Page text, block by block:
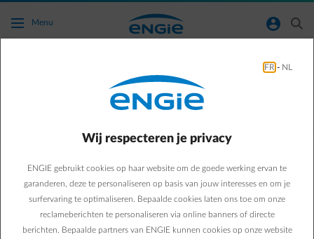
Ga naar de hoofdinhoud
Menu normal-account-circle search
Waarom werkt de link “Betaal online” niet?
oorspronkelijke e-mail van je online factuur, evenals in je
klantenzone en je Smart App (via « Bekijk je factuur »), slechts één
Je kan wel altijd een nieuwe link aanvragen tijdens deze
geldigheidsperiode.
FR - NL
Wij respecteren je privacy
ENGIE gebruikt cookies op haar website om de goede werking ervan te
garanderen, deze te personaliseren op basis van jouw interesses en om je
surfervaring te optimaliseren. Bepaalde cookies laten ons toe om onze
reclameberichten te personaliseren via online banners of directe
berichten. Bepaalde partners van ENGIE kunnen cookies op onze website